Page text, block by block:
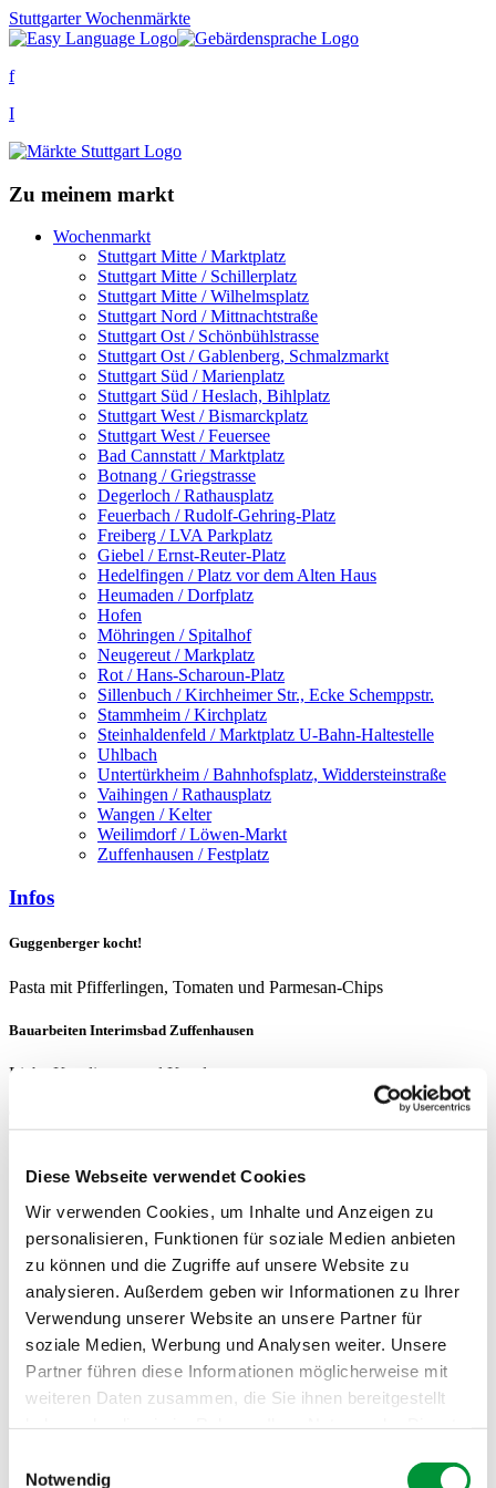
Diese Webseite verwendet Cookies
Wir verwenden Cookies, um Inhalte und Anzeigen zu
personalisieren, Funktionen für soziale Medien anbieten
zu können und die Zugriffe auf unsere Website zu
analysieren. Außerdem geben wir Informationen zu Ihrer
Verwendung unserer Website an unsere Partner für
soziale Medien, Werbung und Analysen weiter. Unsere
Partner führen diese Informationen möglicherweise mit
weiteren Daten zusammen, die Sie ihnen bereitgestellt
Notwendig
Stuttgarter Wochenmärkte
f
I
Zu meinem markt
Wochenmarkt
Stuttgart Mitte / Marktplatz
Stuttgart Mitte / Schillerplatz
Stuttgart Mitte / Wilhelmsplatz
Stuttgart Nord / Mittnachtstraße
Stuttgart Ost / Schönbühlstrasse
Stuttgart Ost / Gablenberg, Schmalzmarkt
Stuttgart Süd / Marienplatz
Stuttgart Süd / Heslach, Bihlplatz
Stuttgart West / Bismarckplatz
Stuttgart West / Feuersee
Bad Cannstatt / Marktplatz
Botnang / Griegstrasse
Degerloch / Rathausplatz
Feuerbach / Rudolf-Gehring-Platz
Freiberg / LVA Parkplatz
Giebel / Ernst-Reuter-Platz
Hedelfingen / Platz vor dem Alten Haus
Heumaden / Dorfplatz
Hofen
Möhringen / Spitalhof
Neugereut / Markplatz
Rot / Hans-Scharoun-Platz
Sillenbuch / Kirchheimer Str., Ecke Schemppstr.
Stammheim / Kirchplatz
Steinhaldenfeld / Marktplatz U-Bahn-Haltestelle
Uhlbach
Untertürkheim / Bahnhofsplatz, Widdersteinstraße
Vaihingen / Rathausplatz
Wangen / Kelter
Weilimdorf / Löwen-Markt
Zuffenhausen / Festplatz
Infos
Guggenberger kocht!
Pasta mit Pfifferlingen, Tomaten und Parmesan-Chips
Bauarbeiten Interimsbad Zuffenhausen
Liebe Kundinnen und Kunden,
der Wochenmarkt Zuffenhausen ist aufgrund von Bauarbeiten um
ca. 100…
Wochenmärkte
Jubiläen
Geschichte
Zahlen & Fakten
Märkte & Stände
Übersicht
Service
Guggenberger kocht
Social Media
Downloads